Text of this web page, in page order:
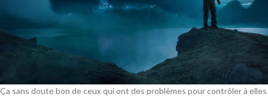
Ça sans doute bon de ceux qui ont des problèmes pour contrôler à elles